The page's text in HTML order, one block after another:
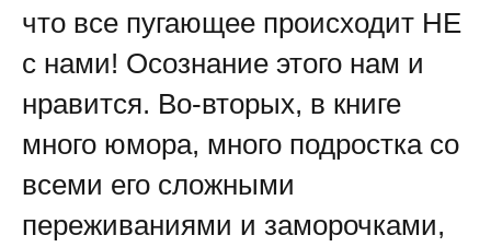
что все пугающее происходит НЕ
с нами! Осознание этого нам и
нравится. Во-вторых, в книге
много юмора, много подростка со
всеми его сложными
переживаниями и заморочками,